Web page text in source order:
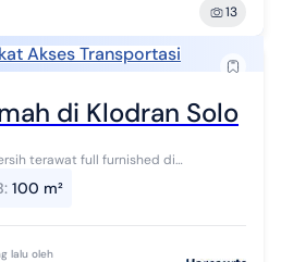
13
Akses Transportasi
di Klodran Solo
terawat full furnished di
: 100 m²
lalu oleh